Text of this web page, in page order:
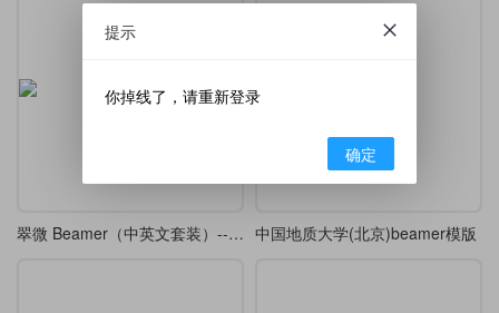
翠微 Beamer（中英文套装）---A Green Mountains Beamer Theme 中国地质大学(北京)beamer模版
提示
你掉线了，请重新登录
确定